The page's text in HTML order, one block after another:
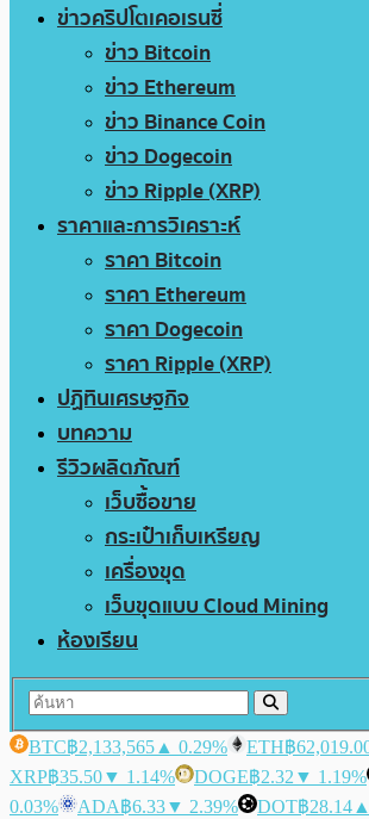
ข่าวคริปโตเคอเรนซี่
ข่าว Bitcoin
ข่าว Ethereum
ข่าว Binance Coin
ข่าว Dogecoin
ข่าว Ripple (XRP)
ราคาและการวิเคราะห์
ราคา Bitcoin
ราคา Ethereum
ราคา Dogecoin
ราคา Ripple (XRP)
ปฏิทินเศรษฐกิจ
บทความ
รีวิวผลิตภัณฑ์
เว็บซื้อขาย
กระเป๋าเก็บเหรียญ
เครื่องขุด
เว็บขุดแบบ Cloud Mining
ห้องเรียน
BTC฿2,133,565 ▲ 0.29% ETH฿
XRP฿35.50▼ 1.14% DOGE฿2.32 ▼ 1.19%
0.03%
ADA฿6.33▼ 2.39% DOT฿28.14